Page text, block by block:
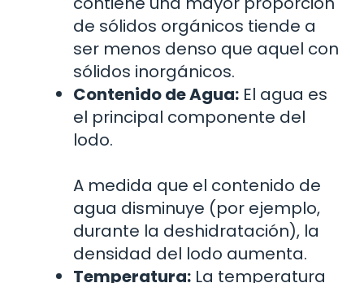
de sólidos orgánicos tiende a
ser menos denso que aquel con
sólidos inorgánicos.
Contenido de Agua: El agua es
el principal componente del
lodo.
A medida que el contenido de
agua disminuye (por ejemplo,
durante la deshidratación), la
densidad del lodo aumenta.
Temperatura: La temperatura